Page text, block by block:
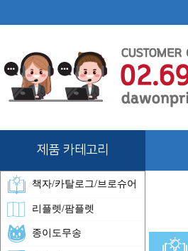
제품 카테고리
책자/카탈로그/브로슈어
리플렛/팜플렛
종이도무송